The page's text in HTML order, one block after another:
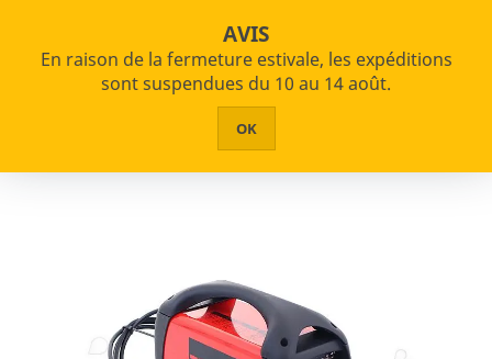

PRODUITS
Soudeurs
Professionnel
Typologie
AVIS
En raison de la fermeture estivale, les expéditions
sont suspendues du 10 au 14 août.
OK